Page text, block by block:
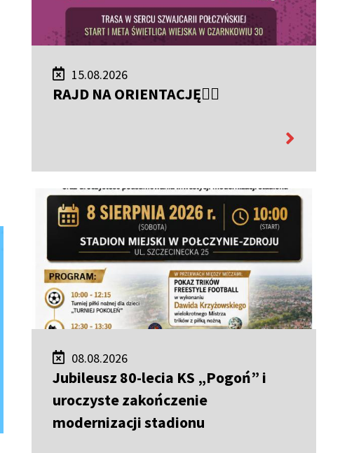
15.08.2026
RAJD NA ORIENTACJĘ🚶‍♀️
więcej
08.08.2026
Jubileusz 80-lecia KS „Pogoń” i
uroczyste zakończenie
modernizacji stadionu